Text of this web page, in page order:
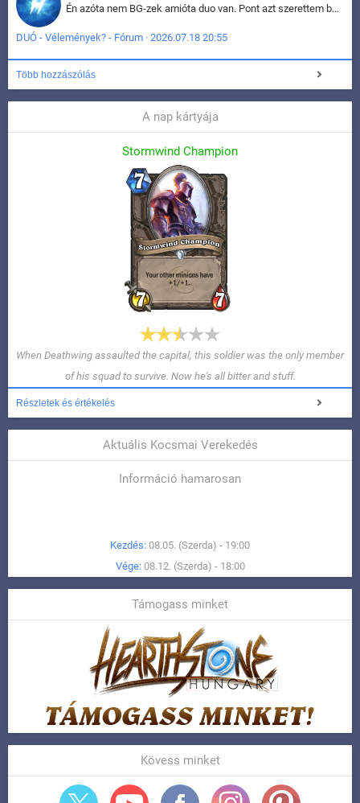
Én azóta nem BG-zek amióta duo van. Pont azt szerettem benne, hogy rajtam múlik mi történik, nem pedig a társamon. Kérem vissza a régi BG-t :D
DUÓ - Vélemények? - Fórum · 2026.07.18 20:55
Több hozzászólás
A nap kártyája
Stormwind Champion
When Deathwing assaulted the capital, this soldier was the only member
of his squad to survive. Now he's all bitter and stuff.
Részletek és értékelés
Aktuális Kocsmai Verekedés
Információ hamarosan
Kezdés: 08.05. (Szerda) - 19:00
Vége: 08.12. (Szerda) - 18:00
Támogass minket
Kövess minket